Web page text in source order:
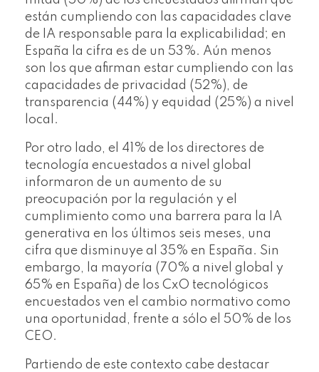
están cumpliendo con las capacidades clave
de IA responsable para la explicabilidad; en
España la cifra es de un 53%. Aún menos
son los que afirman estar cumpliendo con las
capacidades de privacidad (52%), de
transparencia (44%) y equidad (25%) a nivel
local.
Por otro lado, el 41% de los directores de
tecnología encuestados a nivel global
informaron de un aumento de su
preocupación por la regulación y el
cumplimiento como una barrera para la IA
generativa en los últimos seis meses, una
cifra que disminuye al 35% en España. Sin
embargo, la mayoría (70% a nivel global y
65% en España) de los CxO tecnológicos
encuestados ven el cambio normativo como
una oportunidad, frente a sólo el 50% de los
CEO.
Partiendo de este contexto cabe destacar